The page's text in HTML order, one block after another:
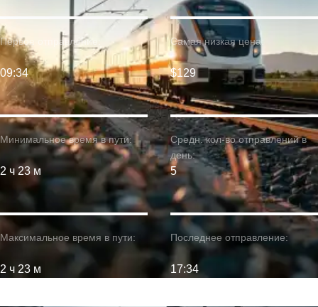
Минимальное время в пути:
2 ч 23 м
Первое отправление:
09:34
Максимальное время в пути:
2 ч 23 м
Самая низкая цена:
$129
Средн. кол-во отправлений в
день:
5
Последнее отправление:
17:34